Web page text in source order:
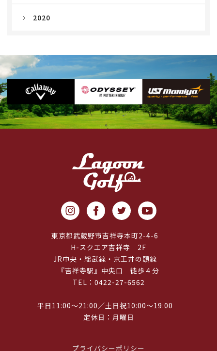
2020
東京都武蔵野市吉祥寺本町2-4-6
H-スクエア吉祥寺 2F
JR中央・総武線・京王井の頭線
『吉祥寺駅』中央口 徒歩４分
TEL：0422-27-6562
平日11:00～21:00／土日祝10:00～19:00
定休日：月曜日
プライバシーポリシー